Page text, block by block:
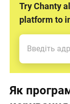
Try Chanty
platform to
Як